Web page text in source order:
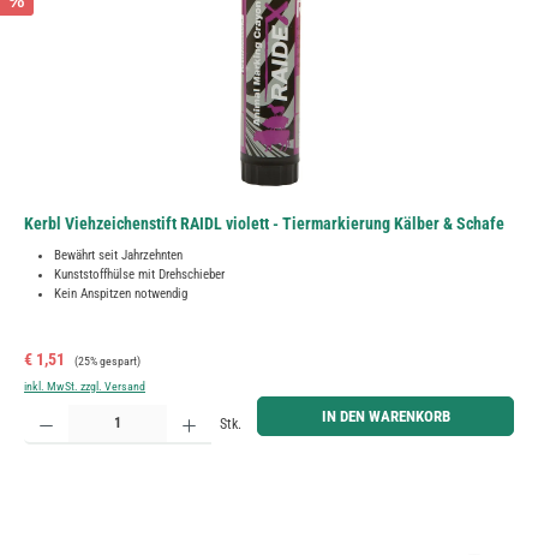
Kerbl Viehzeichenstift RAIDL violett - Tiermarkierung Kälber & Schafe
Bewährt seit Jahrzehnten
Kunststoffhülse mit Drehschieber
Kein Anspitzen notwendig
Verkaufspreis:
€ 1,51 Regulärer Preis:
(25% gespart)
inkl. MwSt. zzgl. Versand
Produkt Anzahl: Gib den gewünschten Wert ein oder benutze die Schaltflächen um die Anzahl zu
Stk. IN DEN WARENKORB